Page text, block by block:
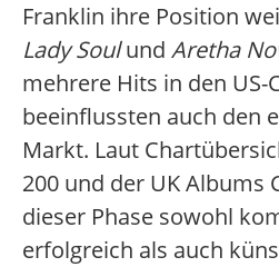
Franklin ihre Position
Lady Soulund Aretha
mehrere Hits in den US-
beeinflussten auch den
Markt. Laut
200 und der UK Albums
dieser Phase sowohl
erfolgreich als auch